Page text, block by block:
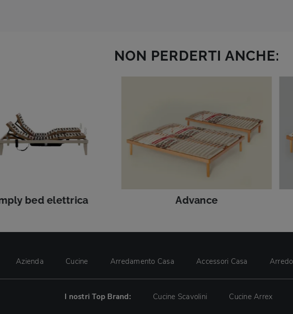
NON PERDERTI ANCHE:
bed elettrica Advance
Azienda Cucine Arredamento Casa Accessori Casa
I nostri Top Brand: Cucine Scavolini Cucine Arrex